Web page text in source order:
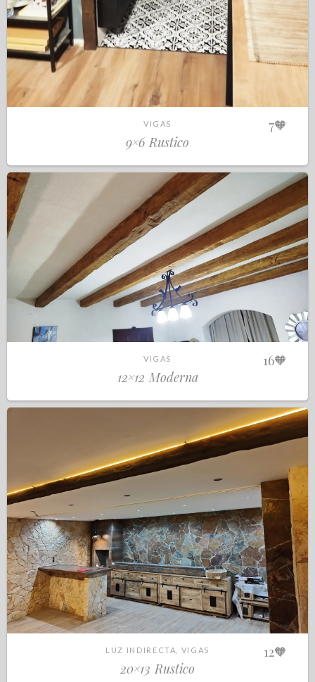
VIGAS
9×6 Rustico
7🧡
VIGAS
12×12 Moderna
16🧡
LUZ INDIRECTA, VIGAS
20×13 Rustico
12🧡